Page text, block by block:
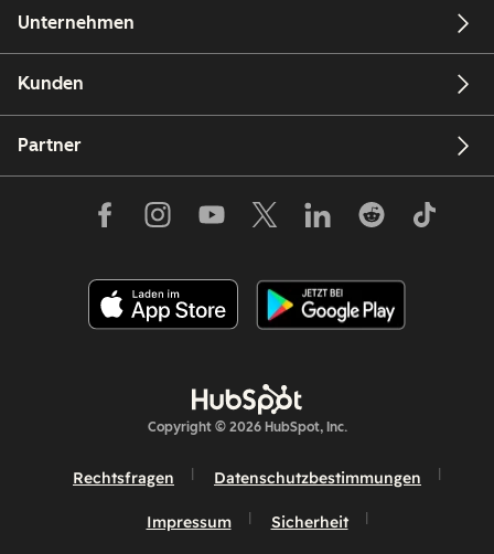
Unternehmen
Kunden
Partner
Copyright © 2026 HubSpot, Inc.
Rechtsfragen Datenschutzbestimmungen
Impressum Sicherheit